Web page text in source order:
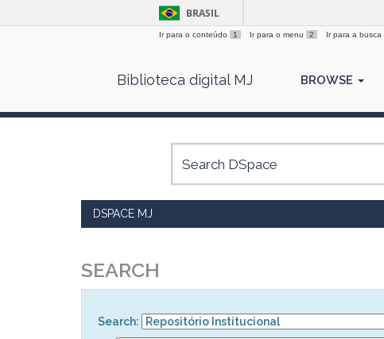
BRASIL
Ir para o conteúdo 1 Ir para o menu 2 Ir para a busca
Biblioteca digital MJ BROWSE
DSPACE MJ
SEARCH
Search: